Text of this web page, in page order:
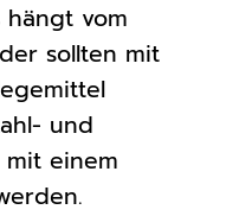
vom
sollten mit
und
einem